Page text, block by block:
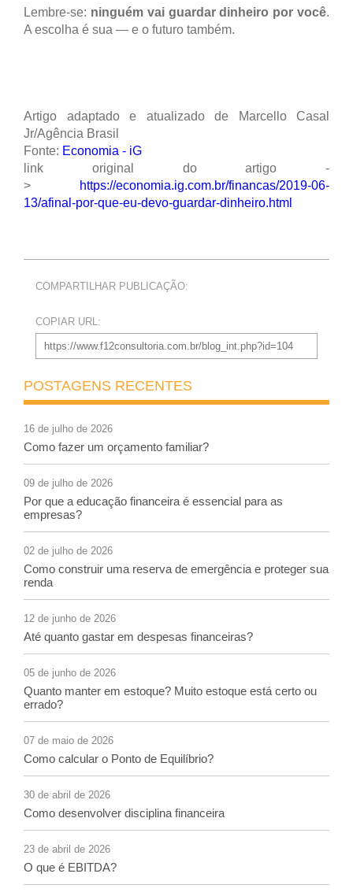
Lembre-se: ninguém vai guardar dinheiro por você.
A escolha é sua — e o futuro também.
Artigo adaptado e atualizado de Marcello Casal
Jr/Agência Brasil
Fonte: Economia - iG
link original do artigo -
>
https://economia.ig.com.br/financas/2019-06-
13/afinal-por-que-eu-devo-guardar-dinheiro.html
COMPARTILHAR PUBLICAÇÃO:
COPIAR URL:
POSTAGENS RECENTES
16 de julho de 2026
Como fazer um orçamento familiar?
09 de julho de 2026
Por que a educação financeira é essencial para as
empresas?
02 de julho de 2026
Como construir uma reserva de emergência e proteger sua
renda
12 de junho de 2026
Até quanto gastar em despesas financeiras?
05 de junho de 2026
Quanto manter em estoque? Muito estoque está certo ou
errado?
07 de maio de 2026
Como calcular o Ponto de Equilíbrio?
30 de abril de 2026
Como desenvolver disciplina financeira
23 de abril de 2026
O que é EBITDA?